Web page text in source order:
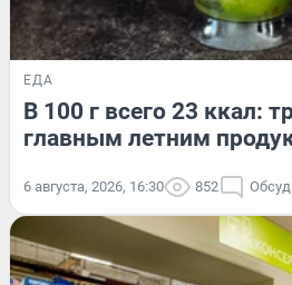
ЕДА
В 100 г всего 23 ккал:
главным летним
6 августа, 2026, 16:30 852